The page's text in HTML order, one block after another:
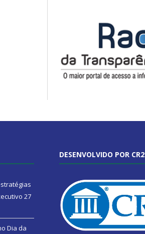
27
Dia da
DESENVOLVIDO POR CR2